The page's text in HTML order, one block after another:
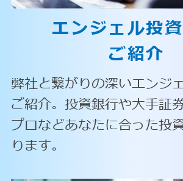
エンジェル投
ご紹介
弊社と繋がりの深いエンジ
ご紹介。投資銀行や大手証
プロなどあなたに合った投
ります。